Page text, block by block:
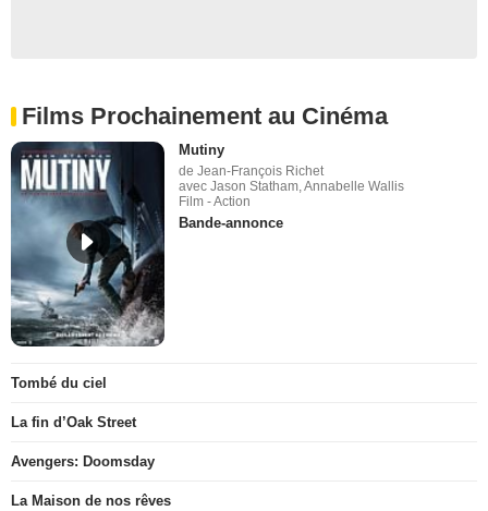
Films Prochainement au Cinéma
Mutiny
de Jean-François Richet
avec Jason Statham, Annabelle Wallis
Film - Action
Bande-annonce
Tombé du ciel
La fin d’Oak Street
Avengers: Doomsday
La Maison de nos rêves